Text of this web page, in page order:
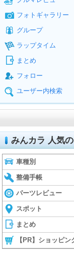
フォトギャラリー
グループ
ラップタイム
まとめ
フォロー
ユーザー内検索
みんカラ 人気
車種別
整備手帳
パーツレビュー
スポット
まとめ
【PR】ショッピン